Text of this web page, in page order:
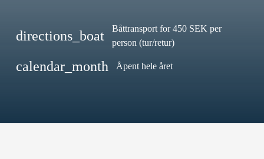
directions_boat
Båttransport for 450 SEK per
person (tur/retur)
calendar_month Åpent hele året